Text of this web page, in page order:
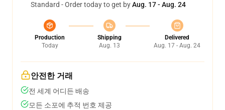
Standard - Order today to get byAug. 17 - Aug. 24
Production
Today
Shipping
Aug. 13
Delivered
Aug. 17 - Aug. 24
안전한 거래
전 세계 어디든 배송
모든 소포에 추적 번호 제공